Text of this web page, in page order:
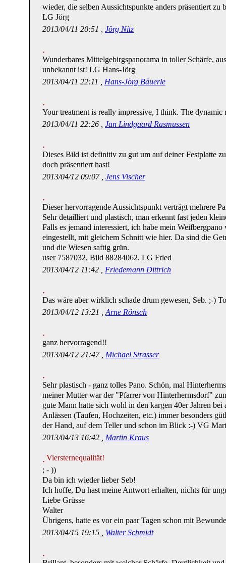
wieder, die selben Aussichtspunkte anders präsentiert zu
LG Jörg
2013/04/11 20:51 , Jörg Nitz
Wunderbares Mittelgebirgspanorama in toller Schärfe,
unbekannt ist! LG Hans-Jörg
2013/04/11 22:11 , Hans-Jörg Bäuerle
Your treatment is really impressive, I think. The dynamic
2013/04/11 22:26 , Jan Lindgaard Rasmussen
Dieses Bild ist definitiv zu gut um auf deiner Festplatte
doch präsentiert hast!
2013/04/12 09:07 , Jens Vischer
Dieser hervorragende Aussichtspunkt verträgt mehrere
Sehr detailliert und plastisch, man erkennt fast jeden
Falls es jemand interessiert, ich habe mein
eingestellt, mit gleichem Schnitt wie hier. Da sind die
und die Wiesen saftig grün.
user 7587032, Bild 88284062. LG Fried
2013/04/12 11:42 , Friedemann Dittrich
Das wäre aber wirklich schade drum gewesen, Seb. ;-)
2013/04/12 13:21 , Arne Rönsch
ganz hervorragend!!
2013/04/12 21:47 , Michael Strasser
Sehr plastisch - ganz tolles Pano. Schön, mal
meiner Mutter war der "Pfarrer von Hinterhermsdorf"
gute Mann hatte sich wohl in den kargen 40er Jahren
Anlässen (Taufen, Hochzeiten, etc.) immer besonders
der Hand, auf dem Teller und schon im Blick :-) VG
2013/04/13 16:42 , Martin Kraus
Viersternequalität!
; - ))
Da bin ich wieder lieber Seb!
Ich hoffe, Du hast meine Antwort erhalten, nichts für
Liebe Grüsse
Walter
Übrigens, hatte es vor ein paar Tagen schon mit
2013/04/15 19:15 , Walter Schmidt